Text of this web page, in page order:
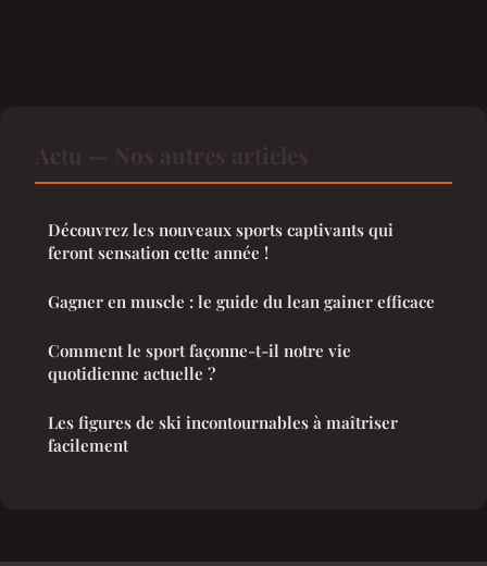
Découvrez les nouveaux sports captivants qui
feront sensation cette année !
Gagner en muscle : le guide du lean gainer efficace
Comment le sport façonne-t-il notre vie
quotidienne actuelle ?
Les figures de ski incontournables à maîtriser
facilement